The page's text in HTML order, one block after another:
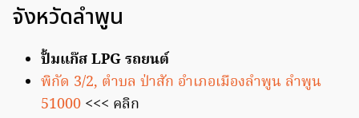
จังหวัดลำพูน
ปั้มแก๊ส LPG รถยนต์
พิกัด 3/2, ตำบล ป่าสัก อำเภอเมืองลำพูน ลำพูน
51000 <<< คลิก